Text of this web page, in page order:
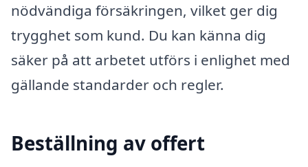
nödvändiga försäkringen, vilket ger dig
trygghet som kund. Du kan känna dig
säker på att arbetet utförs i enlighet med
gällande standarder och regler.
Beställning av offert